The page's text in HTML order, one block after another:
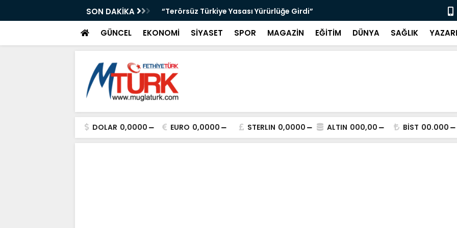
SON DAKİKA
Marmaris’te El İşi Yolculuğu” “Terörsüz Türkiye Yasası Yürürlüğe Girdi”
GÜNCEL EKONOMİ SİYASET SPOR MAGAZİN EĞİTİM DÜNYA SAĞLIK
DOLAR 0,0000 EURO 0,0000 STERLIN 0,0000 ALTIN 000,00 BİST 00.000